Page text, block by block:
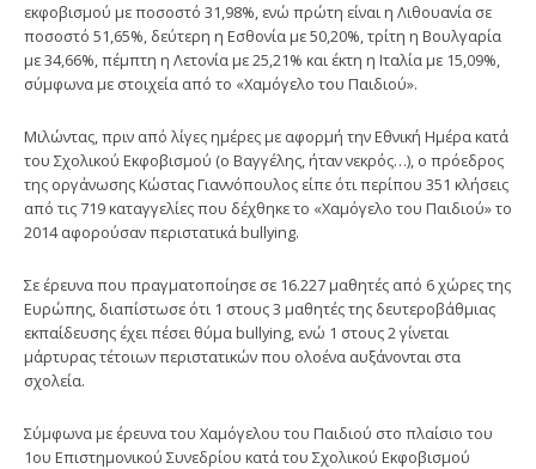
εκφοβισμού με ποσοστό 31,98%, ενώ πρώτη είναι η Λιθουανία σε
ποσοστό 51,65%, δεύτερη η Εσθονία με 50,20%, τρίτη η Βουλγαρία
με 34,66%, πέμπτη η Λετονία με 25,21% και έκτη η Ιταλία με 15,09%,
σύμφωνα με στοιχεία από το «Χαμόγελο του Παιδιού».
Μιλώντας, πριν από λίγες ημέρες με αφορμή την Εθνική Ημέρα κατά
του Σχολικού Εκφοβισμού (ο Βαγγέλης, ήταν νεκρός…), ο πρόεδρος
της οργάνωσης Κώστας Γιαννόπουλος είπε ότι περίπου 351 κλήσεις
από τις 719 καταγγελίες που δέχθηκε το «Χαμόγελο του Παιδιού» το
2014 αφορούσαν περιστατικά bullying.
Σε έρευνα που πραγματοποίησε σε 16.227 μαθητές από 6 χώρες της
Ευρώπης, διαπίστωσε ότι 1 στους 3 μαθητές της δευτεροβάθμιας
εκπαίδευσης έχει πέσει θύμα bullying, ενώ 1 στους 2 γίνεται
μάρτυρας τέτοιων περιστατικών που ολοένα αυξάνονται στα
σχολεία.
Σύμφωνα με έρευνα του Χαμόγελου του Παιδιού στο πλαίσιο του
1ου Επιστημονικού Συνεδρίου κατά του Σχολικού Εκφοβισμού